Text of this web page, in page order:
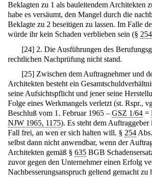
Beklagten zu 1 als bauleitendem Architekten
habe es versäumt, den Mangel durch die
Beklagte zu 2 beseitigen zu lassen. Im Falle
würde ihr kein Schaden verblieben sein (§ 254
[24] 2. Die Ausführungen des
rechtlichen Nachprüfung nicht stand.
[25] Zwischen dem Auftragnehmer und
Architekten besteht ein
seine Aufsichtspflicht und jener seine
Folge eines Werkmangels verletzt (st. Rspr.,
Beschluß vom 1. Februar 1965 – GSZ 1/64 =
NJW 1965, 1175). Es steht dem Auftraggeber
Fall frei, an wen er sich halten will. § 254
selbst dann nicht anwendbar, wenn der
Architekten gemäß § 635 BGB
zuvor gegen den Unternehmer einen Erfolg
Nachbesserungsanspruch geltend gemacht zu